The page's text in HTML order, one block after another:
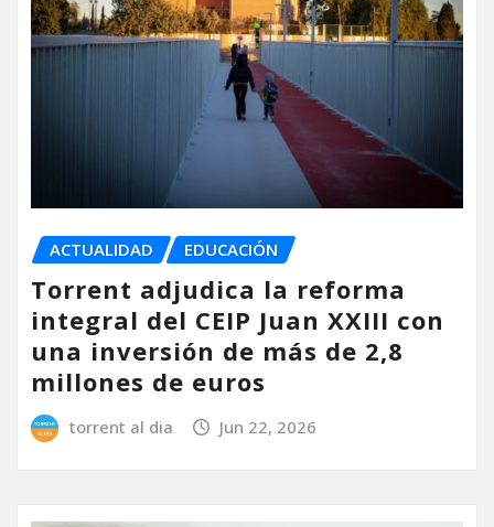
ACTUALIDAD EDUCACIÓN
Torrent adjudica la reforma
integral del CEIP Juan XXIII con
una inversión de más de 2,8
millones de euros
torrent al dia Jun 22, 2026